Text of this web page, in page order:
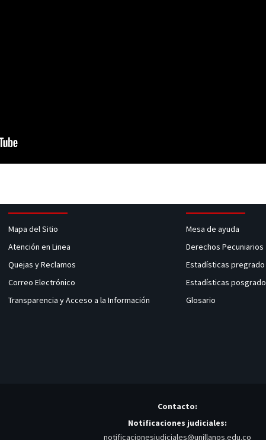
Mapa del Sitio
Atención en Linea
Quejas y Reclamos
Correo Electrónico
Transparencia y Acceso a la Información
Mesa de ayuda
Derechos Pecuniarios
Estadísticas pregrado
Estadísticas posgrado
Glosario
Contacto:
Notificaciones judiciales:
notificacionesjudiciales@unillanos.edu.co